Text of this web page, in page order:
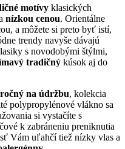
motívy klasických
nízkou cenou. Orientálne
a môžete si preto byť istí,
trendy navyše dávajú
s novodobými štýlmi,
tradičný kúsok aj do
na údržbu, kolekcia
polypropylénové vlákno sa
si vystačíte s
k zabráneniu preniknutia
Vám uľahčí tiež nízky vlas a